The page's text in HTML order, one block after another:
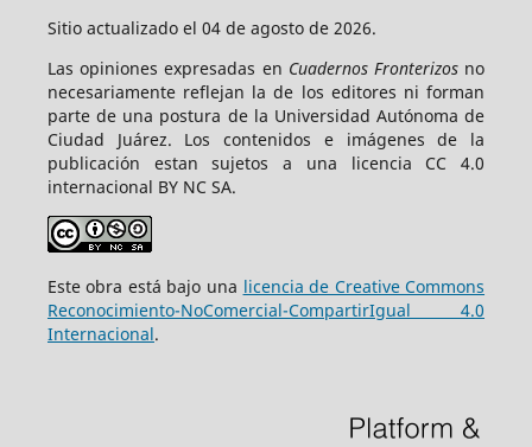
Sitio actualizado el 04 de agosto de 2026.
Las opiniones expresadas en Cuadernos Fronterizosno
necesariamente reflejan la de los editores ni forman
parte de una postura de la Universidad Autónoma de
Ciudad Juárez. Los contenidos e imágenes de la
publicación estan sujetos a una licencia CC 4.0
internacional BY NC SA.
Este obra está bajo una licencia de Creative Commons
Reconocimiento-NoComercial-CompartirIgual 4.0
Internacional.